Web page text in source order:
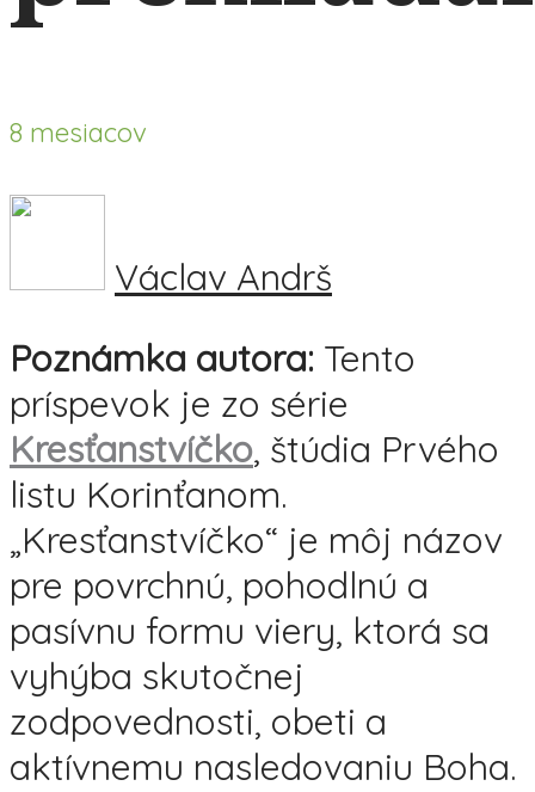
8 mesiacov
Václav Andrš
Poznámka autora: Tento
príspevok je zo série
Kresťanstvíčko, štúdia Prvého
listu Korinťanom.
„Kresťanstvíčko“ je môj názov
pre povrchnú, pohodlnú a
pasívnu formu viery, ktorá sa
vyhýba skutočnej
zodpovednosti, obeti a
aktívnemu nasledovaniu Boha.